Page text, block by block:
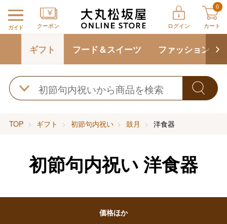
ガイド クーポン ログイン
0
カート
ギフト フード＆スイーツ ファッション
TOP ギフト 初節句内祝い 鼓月 洋食器
初節句内祝い 洋食器
価格ほか
フード＆スイーツ